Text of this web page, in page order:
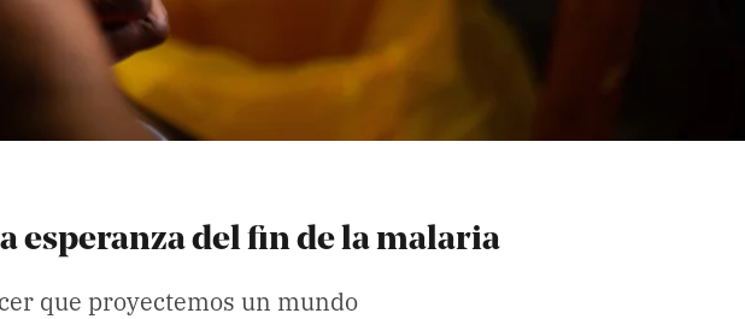
esperanza del fin de la malaria
que proyectemos un mundo